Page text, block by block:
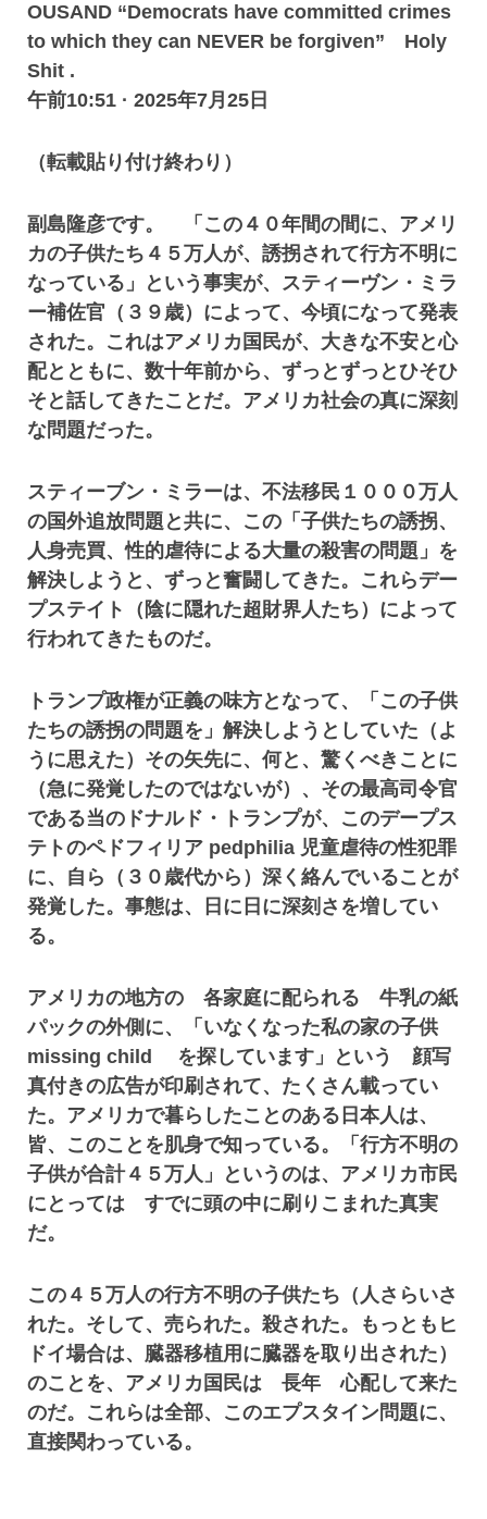
OUSAND “Democrats have committed crimes
to which they can NEVER be forgiven” Holy
Shit .
午前10:51 · 2025年7月25日
（転載貼り付け終わり）
副島隆彦です。 「この４０年間の間に、アメリ
カの子供たち４５万人が、誘拐されて行方不明に
なっている」という事実が、スティーヴン・ミラ
ー補佐官（３９歳）によって、今頃になって発表
された。これはアメリカ国民が、大きな不安と心
配とともに、数十年前から、ずっとずっとひそひ
そと話してきたことだ。アメリカ社会の真に深刻
な問題だった。
スティーブン・ミラーは、不法移民１０００万人
の国外追放問題と共に、この「子供たちの誘拐、
人身売買、性的虐待による大量の殺害の問題」を
解決しようと、ずっと奮闘してきた。これらデー
プステイト（陰に隠れた超財界人たち）によって
行われてきたものだ。
トランプ政権が正義の味方となって、「この子供
たちの誘拐の問題を」解決しようとしていた（よ
うに思えた）その矢先に、何と、驚くべきことに
（急に発覚したのではないが）、その最高司令官
である当のドナルド・トランプが、このデープス
テトのペドフィリア pedphilia 児童虐待の性犯罪
に、自ら（３０歳代から）深く絡んでいることが
発覚した。事態は、日に日に深刻さを増してい
る。
アメリカの地方の 各家庭に配られる 牛乳の紙
パックの外側に、「いなくなった私の家の子供
missing child を探しています」という 顔写
真付きの広告が印刷されて、たくさん載ってい
た。アメリカで暮らしたことのある日本人は、
皆、このことを肌身で知っている。「行方不明の
子供が合計４５万人」というのは、アメリカ市民
にとっては すでに頭の中に刷りこまれた真実
だ。
この４５万人の行方不明の子供たち（人さらいさ
れた。そして、売られた。殺された。もっともヒ
ドイ場合は、臓器移植用に臓器を取り出された）
のことを、アメリカ国民は 長年 心配して来た
のだ。これらは全部、このエプスタイン問題に、
直接関わっている。